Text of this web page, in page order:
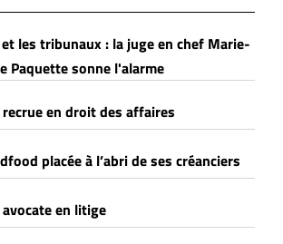
les tribunaux : la juge en chef Marie-
Paquette sonne l'alarme
recrue en droit des affaires
placée à l’abri de ses créanciers
avocate en litige